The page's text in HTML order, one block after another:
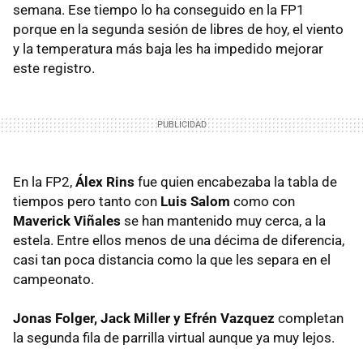
semana. Ese tiempo lo ha conseguido en la FP1
porque en la segunda sesión de libres de hoy, el viento
y la temperatura más baja les ha impedido mejorar
este registro.
En la FP2, Álex Rins fue quien encabezaba la tabla de
tiempos pero tanto con Luis Salom como con
Maverick Viñales se han mantenido muy cerca, a la
estela. Entre ellos menos de una décima de diferencia,
casi tan poca distancia como la que les separa en el
campeonato.
Jonas Folger, Jack Miller y Efrén Vazquez completan
la segunda fila de parrilla virtual aunque ya muy lejos.